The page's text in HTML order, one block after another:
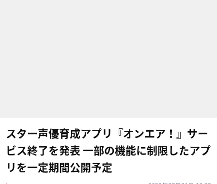
スター声優育成アプリ『オンエア！』サー
ビス終了を発表 一部の機能に制限したアプ
リを一定期間公開予定